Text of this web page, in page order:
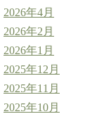
2026年4月
2026年2月
2026年1月
2025年12月
2025年11月
2025年10月